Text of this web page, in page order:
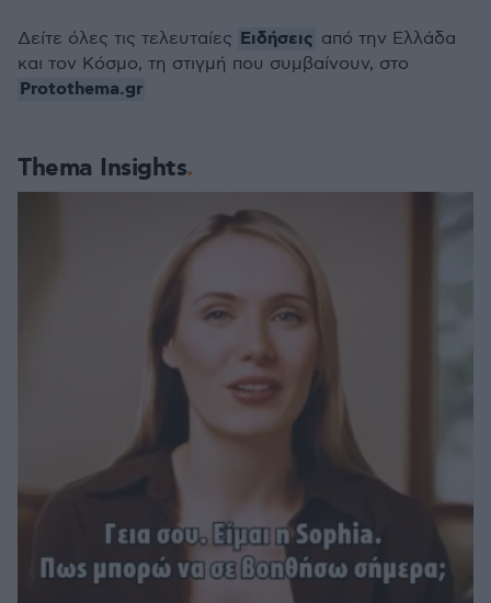
Thema Insights
Δείτε όλες τις τελευταίες Ειδήσεις από την Ελλάδα
και τον Κόσμο, τη στιγμή που συμβαίνουν, στο
Protothema.gr